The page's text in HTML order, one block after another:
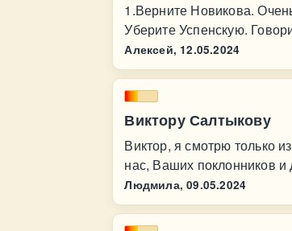
1.Верните Новикова.
Уберите Успенскую.
Алексей, 12.05.2024
Виктору Салтыкову
Виктор, я смотрю только
нас, Ваших поклонников и
Людмила, 09.05.2024